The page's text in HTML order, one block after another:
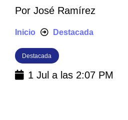
Por José Ramírez
Inicio Destacada
Destacada
1 Jul a las 2:07 PM